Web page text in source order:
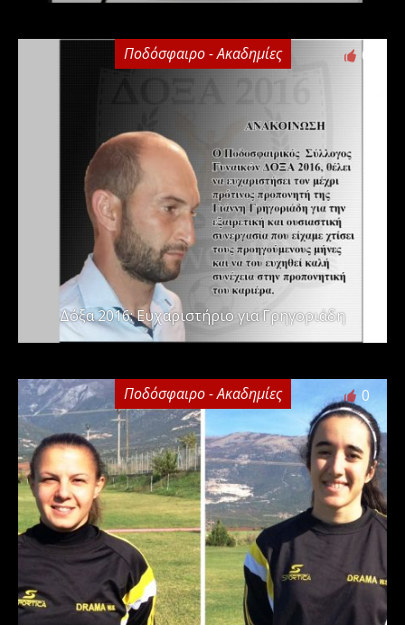
Ποδόσφαιρο - Ακαδημίες 0
Δόξα 2016: Ευχαριστήριο για Γρηγοριάδη
Ποδόσφαιρο - Ακαδημίες 0